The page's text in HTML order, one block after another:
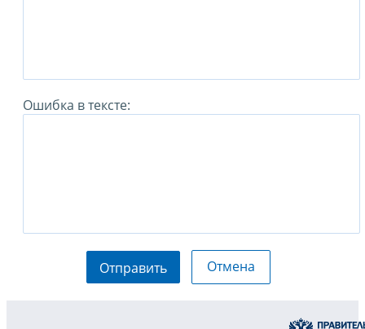
Ошибка в тексте:
Отправить Отмена